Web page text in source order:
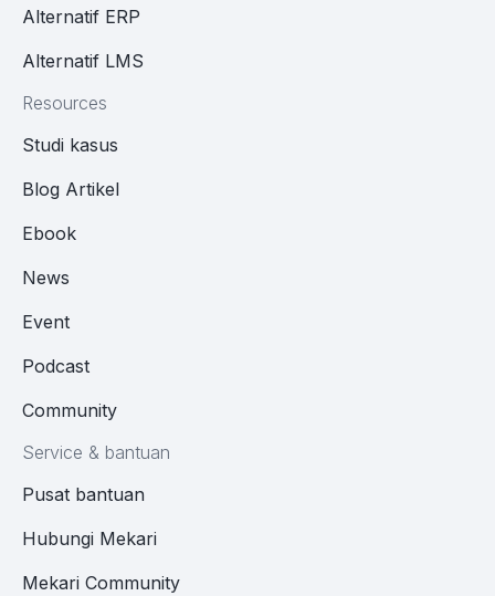
Alternatif ERP
Alternatif LMS
Resources
Studi kasus
Blog Artikel
Ebook
News
Event
Podcast
Community
Service & bantuan
Pusat bantuan
Hubungi Mekari
Mekari Community